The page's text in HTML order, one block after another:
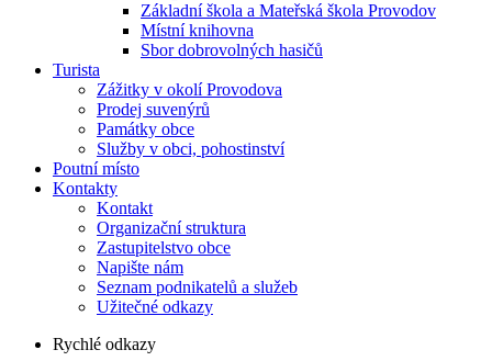
Základní škola a Mateřská škola Provodov
Místní knihovna
Sbor dobrovolných hasičů
Turista
Zážitky v okolí Provodova
Prodej suvenýrů
Památky obce
Služby v obci, pohostinství
Poutní místo
Kontakty
Kontakt
Organizační struktura
Zastupitelstvo obce
Napište nám
Seznam podnikatelů a služeb
Užitečné odkazy
Rychlé odkazy